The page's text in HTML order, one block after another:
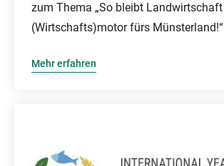
zum Thema „So bleibt Landwirtschaft
(Wirtschafts)motor fürs Münsterland!“
Mehr erfahren